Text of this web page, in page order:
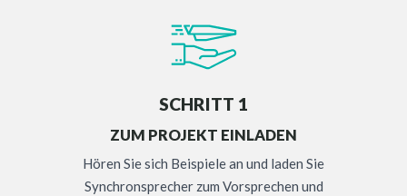
SCHRITT 1
ZUM PROJEKT EINLADEN
Hören Sie sich Beispiele an und laden Sie
Synchronsprecher zum Vorsprechen und